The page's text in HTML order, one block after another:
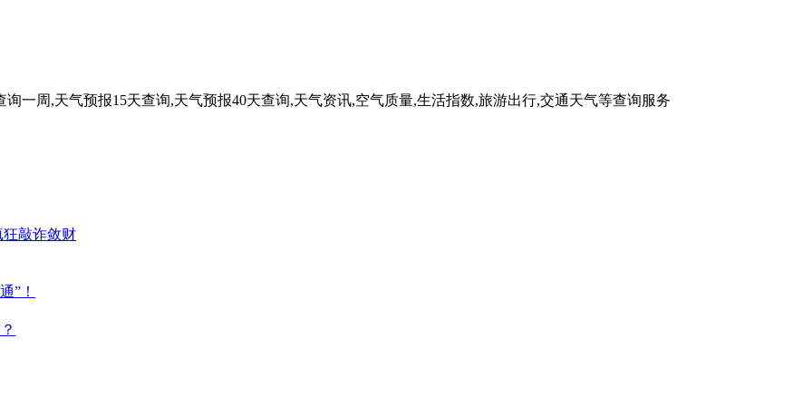
一周,天气预报15天查询,天气预报40天查询,天气资讯,空气质量,生活指数,旅游出行,交通天气等查询服务
敲诈敛财
”！